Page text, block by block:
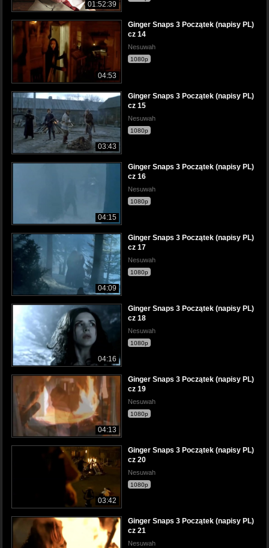
01:52:39
04:53
Ginger Snaps 3 Początek (napisy PL)
cz 14
Nesuwah
1080p
03:43
Ginger Snaps 3 Początek (napisy PL)
cz 15
Nesuwah
1080p
04:15
Ginger Snaps 3 Początek (napisy PL)
cz 16
Nesuwah
1080p
04:09
Ginger Snaps 3 Początek (napisy PL)
cz 17
Nesuwah
1080p
04:16
Ginger Snaps 3 Początek (napisy PL)
cz 18
Nesuwah
1080p
04:13
Ginger Snaps 3 Początek (napisy PL)
cz 19
Nesuwah
1080p
03:42
Ginger Snaps 3 Początek (napisy PL)
cz 20
Nesuwah
1080p
Ginger Snaps 3 Początek (napisy PL)
cz 21
Nesuwah